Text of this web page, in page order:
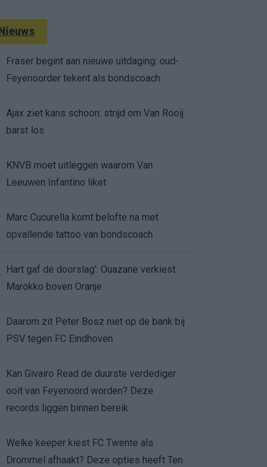
Nieuws
Fraser begint aan nieuwe uitdaging: oud-
Feyenoorder tekent als bondscoach
Ajax ziet kans schoon: strijd om Van Rooij
barst los
KNVB moet uitleggen waarom Van
Leeuwen Infantino liket
Marc Cucurella komt belofte na met
opvallende tattoo van bondscoach
Hart gaf de doorslag': Ouazane verkiest
Marokko boven Oranje
Daarom zit Peter Bosz niet op de bank bij
PSV tegen FC Eindhoven
Kan Givairo Read de duurste verdediger
ooit van Feyenoord worden? Deze
records liggen binnen bereik
Welke keeper kiest FC Twente als
Drommel afhaakt? Deze opties heeft Ten